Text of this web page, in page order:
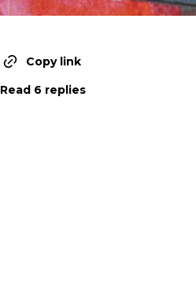
Copy link
Read 6 replies